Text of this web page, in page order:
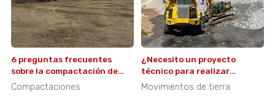
6 preguntas frecuentes
sobre la compactación de
terrenos
Compactaciones
¿Necesito un proyecto
técnico para realizar
movimientos de tierra?
Movimientos de tierra